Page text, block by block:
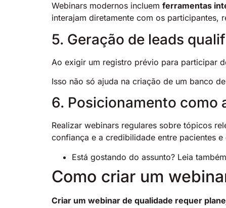
Webinars modernos incluem ferramentas
interajam diretamente com os participantes,
5. Geração de leads
Ao exigir um registro prévio para participar
Isso não só ajuda na criação de um banco
6. Posicionamento como
Realizar webinars regulares sobre tópicos
confiança e a credibilidade entre pacientes
Está gostando do assunto? Leia
Como criar um
Criar um webinar de qualidade requer